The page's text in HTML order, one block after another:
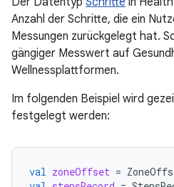
Anzahl der Schritte, die ein
Messungen zurückgelegt hat.
gängiger Messwert auf
Wellnessplattformen.
Im folgenden Beispiel wird
festgelegt werden:
val zoneOffset =